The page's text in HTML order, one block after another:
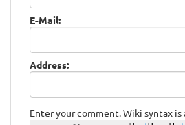
E-Mail:
Address:
Enter your comment. Wiki syntax is